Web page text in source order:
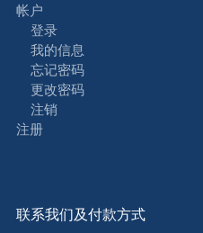
帐户
登录
我的信息
忘记密码
更改密码
注销
注册
联系我们及付款方式